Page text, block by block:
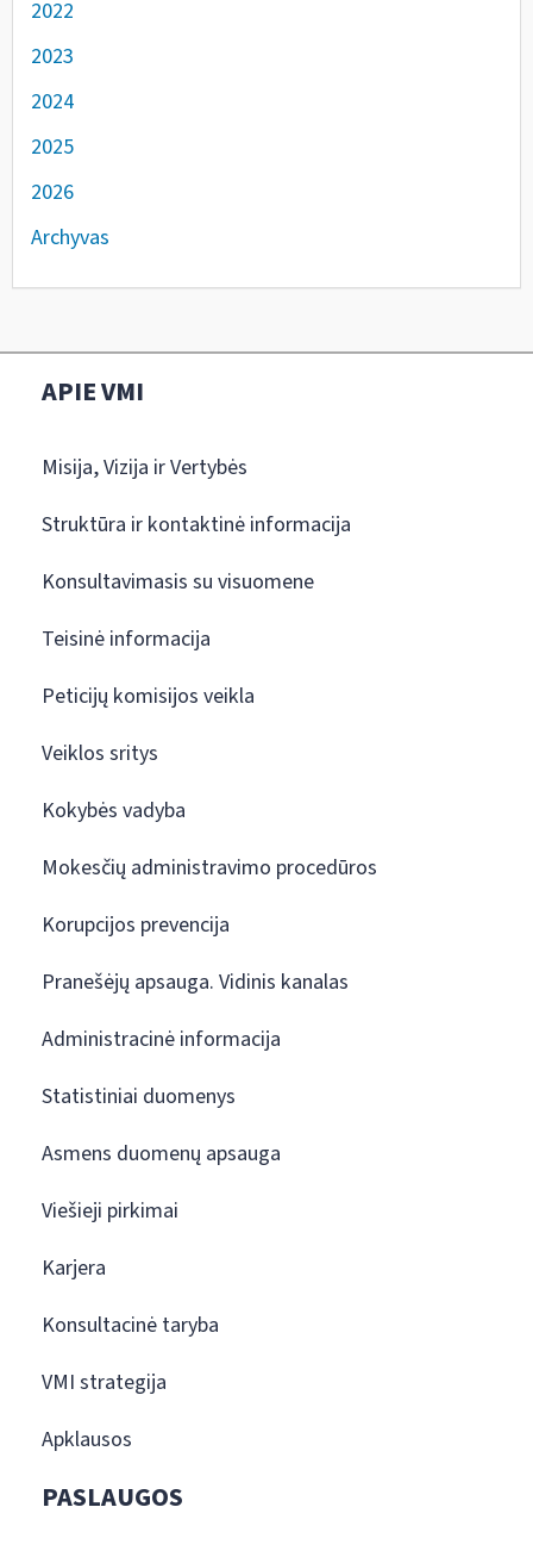
2022
2023
2024
2025
2026
Archyvas
APIE VMI
Misija, Vizija ir Vertybės
Struktūra ir kontaktinė informacija
Konsultavimasis su visuomene
Teisinė informacija
Peticijų komisijos veikla
Veiklos sritys
Kokybės vadyba
Mokesčių administravimo procedūros
Korupcijos prevencija
Pranešėjų apsauga. Vidinis kanalas
Administracinė informacija
Statistiniai duomenys
Asmens duomenų apsauga
Viešieji pirkimai
Karjera
Konsultacinė taryba
VMI strategija
Apklausos
PASLAUGOS